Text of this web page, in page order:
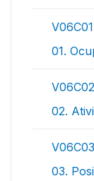
V06C01
01.
V06C02
02.
V06C03
03.